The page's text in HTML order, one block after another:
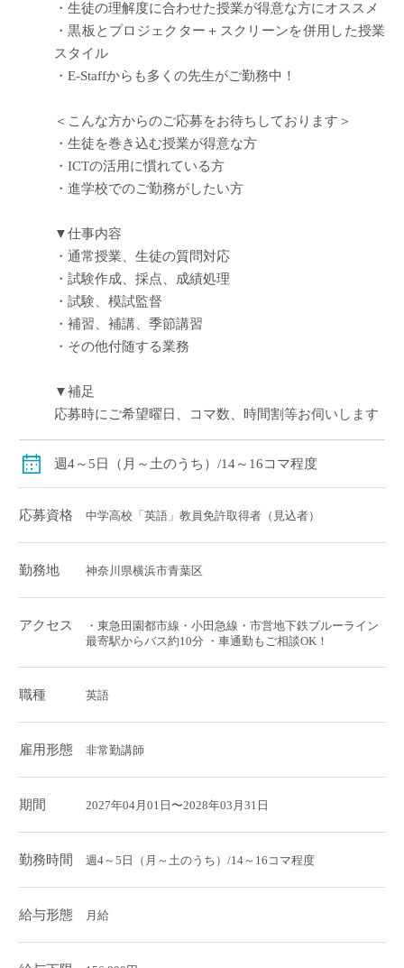
・生徒の理解度に合わせた授業が得意な方にオススメ
・黒板とプロジェクター＋スクリーンを併用した授業
スタイル
・E-Staffからも多くの先生がご勤務中！
＜こんな方からのご応募をお待ちしております＞
・生徒を巻き込む授業が得意な方
・ICTの活用に慣れている方
・進学校でのご勤務がしたい方
▼仕事内容
・通常授業、生徒の質問対応
・試験作成、採点、成績処理
・試験、模試監督
・補習、補講、季節講習
・その他付随する業務
▼補足
応募時にご希望曜日、コマ数、時間割等お伺いします
週4～5日（月～土のうち）/14～16コマ程度
応募資格 中学高校「英語」教員免許取得者（見込者）
勤務地 神奈川県横浜市青葉区
アクセス
・東急田園都市線・小田急線・市営地下鉄ブルーライン
最寄駅からバス約10分 ・車通勤もご相談OK！
職種 英語
雇用形態 非常勤講師
期間 2027年04月01日〜2028年03月31日
勤務時間 週4～5日（月～土のうち）/14～16コマ程度
給与形態 月給